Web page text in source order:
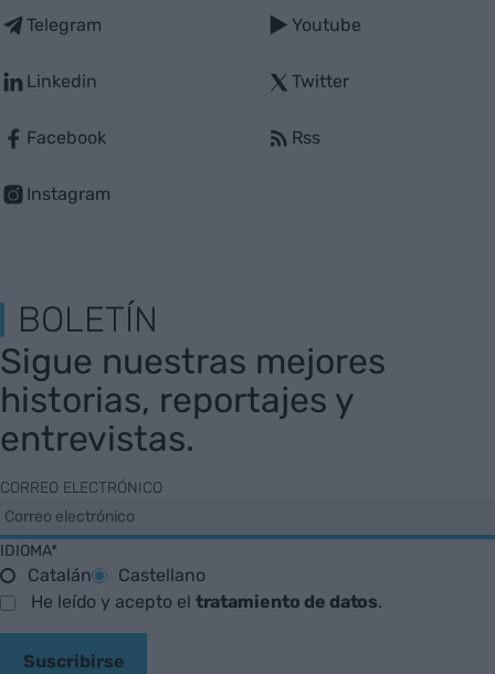
Telegram
Linkedin
Facebook
Instagram
Youtube
Twitter
Rss
BOLETÍN
Sigue nuestras mejores
historias, reportajes y
entrevistas.
CORREO ELECTRÓNICO
IDIOMA*
Catalán
Castellano
He leído y acepto el tratamiento de datos.
Suscribirse